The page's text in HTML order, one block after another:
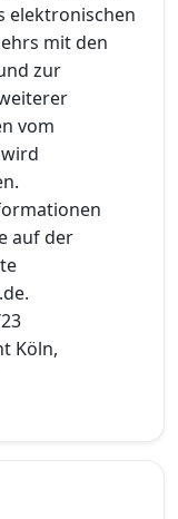
elektronischen
mit den
zur
vom
auf der
Köln,